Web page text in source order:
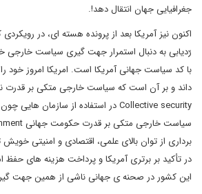
جغرافیایی جهان انتقال دهد!.
اکنون نیز آمریکا بعد از پرونده هسته ای، در
رّدیابی به دنبال استمرار جهت گیری سیاست خارجی
با کد سیاست جهانی آمریکا است. امریکا امروز
داند و بر آن است که سیاست خارجی متکی بر قدرت
Collective securityدر استفاده از سازمان هایی
سیاست خارجی متکی بر قدرت حکومت جهانی
برداری از توان بالای علمی، اقتصادی و امنیتی
در تأکید بر برتری آمریکا و پرداخت هزینه های
این کشور در صحنه ی جهانی ناشی از همین جهت